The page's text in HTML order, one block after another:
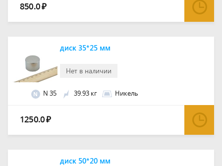
850.0₽
Нет в наличии
диск 35*25 мм
N N 35 39.93 кг Никель
1250.0₽
диск 50*20 мм